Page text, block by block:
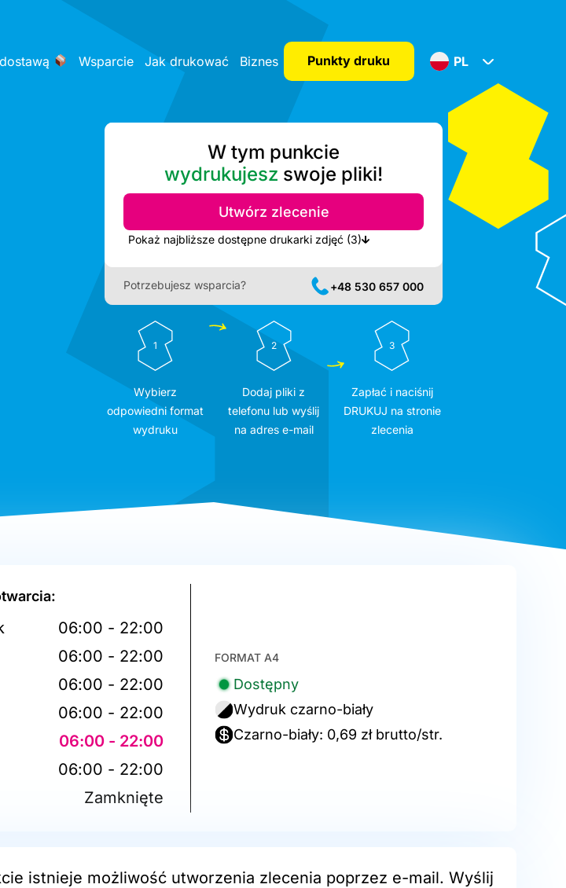
Wsparcie Jak drukować Biznes Punkty druku PL
W tym punkcie
wydrukujesz swoje pliki!
Utwórz zlecenie
Pokaż najbliższe dostępne drukarki zdjęć (3)
Potrzebujesz wsparcia? +48 530 657 000
1
Wybierz
odpowiedni format
wydruku
2
Dodaj pliki z
telefonu lub wyślij
na adres e-mail
3
Zapłać i naciśnij
DRUKUJ na stronie
zlecenia
06:00 - 22:00
06:00 - 22:00
06:00 - 22:00
06:00 - 22:00
06:00 - 22:00
06:00 - 22:00
Zamknięte
FORMAT A4
Dostępny
Wydruk czarno-biały
Czarno-biały: 0,69 zł brutto/str.
istnieje możliwość utworzenia zlecenia poprzez e-mail. Wyślij